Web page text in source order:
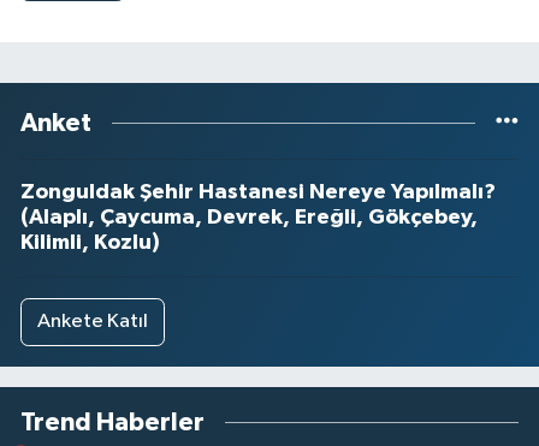
Anket
Zonguldak Şehir Hastanesi Nereye Yapılmalı?
(Alaplı, Çaycuma, Devrek, Ereğli, Gökçebey,
Kilimli, Kozlu)
Ankete Katıl
Trend Haberler